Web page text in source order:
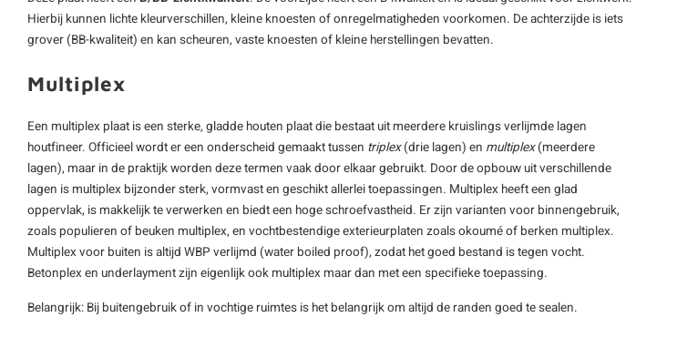
Hierbij kunnen lichte kleurverschillen, kleine knoesten of onregelmatigheden voorkomen. De achterzijde is iets
grover (BB-kwaliteit) en kan scheuren, vaste knoesten of kleine herstellingen bevatten.
Multiplex
Een multiplex plaat is een sterke, gladde houten plaat die bestaat uit meerdere kruislings verlijmde lagen
houtfineer. Officieel wordt er een onderscheid gemaakt tussen triplex(drie lagen) en multiplex(meerdere
lagen), maar in de praktijk worden deze termen vaak door elkaar gebruikt. Door de opbouw uit verschillende
lagen is multiplex bijzonder sterk, vormvast en geschikt allerlei toepassingen. Multiplex heeft een glad
oppervlak, is makkelijk te verwerken en biedt een hoge schroefvastheid. Er zijn varianten voor binnengebruik,
zoals populieren of beuken multiplex, en vochtbestendige exterieurplaten zoals okoumé of berken multiplex.
Multiplex voor buiten is altijd WBP verlijmd (water boiled proof), zodat het goed bestand is tegen vocht.
Betonplex en underlayment zijn eigenlijk ook multiplex maar dan met een specifieke toepassing.
Belangrijk: Bij buitengebruik of in vochtige ruimtes is het belangrijk om altijd de randen goed te sealen.